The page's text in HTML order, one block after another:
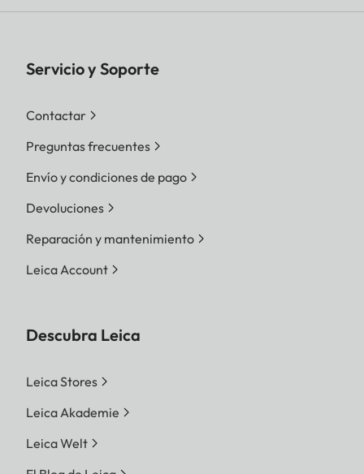
Servicio y Soporte
Contactar
Preguntas frecuentes
Envío y condiciones de pago
Devoluciones
Reparación y mantenimiento
Leica Account
Descubra Leica
Leica Stores
Leica Akademie
Leica Welt